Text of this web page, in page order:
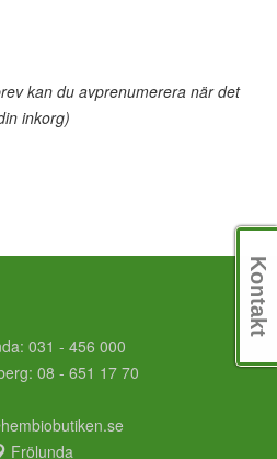
kan du avprenumerera när det
inkorg)
031 - 456 000
08 - 651 17 70
Frölunda
Kontakt